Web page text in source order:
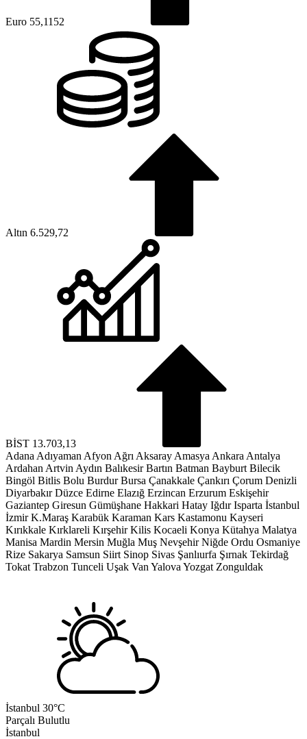
Euro 55,1152
Altın 6.529,72
BİST 13.703,13
Adana Adıyaman Afyon Ağrı Aksaray Amasya Ankara Antalya
Ardahan Artvin Aydın Balıkesir Bartın Batman Bayburt Bilecik
Bingöl Bitlis Bolu Burdur Bursa Çanakkale Çankırı Çorum Denizli
Diyarbakır Düzce Edirne Elazığ Erzincan Erzurum Eskişehir
Gaziantep Giresun Gümüşhane Hakkari Hatay Iğdır Isparta İstanbul
İzmir K.Maraş Karabük Karaman Kars Kastamonu Kayseri
Kırıkkale Kırklareli Kırşehir Kilis Kocaeli Konya Kütahya Malatya
Manisa Mardin Mersin Muğla Muş Nevşehir Niğde Ordu Osmaniye
Rize Sakarya Samsun Siirt Sinop Sivas Şanlıurfa Şırnak Tekirdağ
Tokat Trabzon Tunceli Uşak Van Yalova Yozgat Zonguldak
İstanbul 30°C
Parçalı Bulutlu
İstanbul